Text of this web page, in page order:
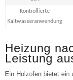
Kontrollierte
Kaltwasseranwendung
Heizung
Leistung
Ein Holzofen bietet ein